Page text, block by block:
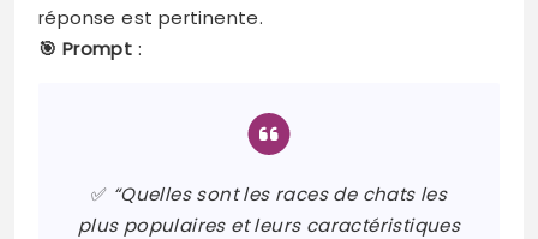
réponse est pertinente.
🎯 Prompt :
✅ “Quelles sont les races de chats les
plus populaires et leurs caractéristiques